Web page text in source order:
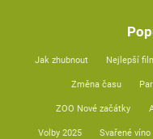
Jak zhubnout Nejlepší
Změna času
ZOO Nové začátky
Volby 2025 Svařené víno